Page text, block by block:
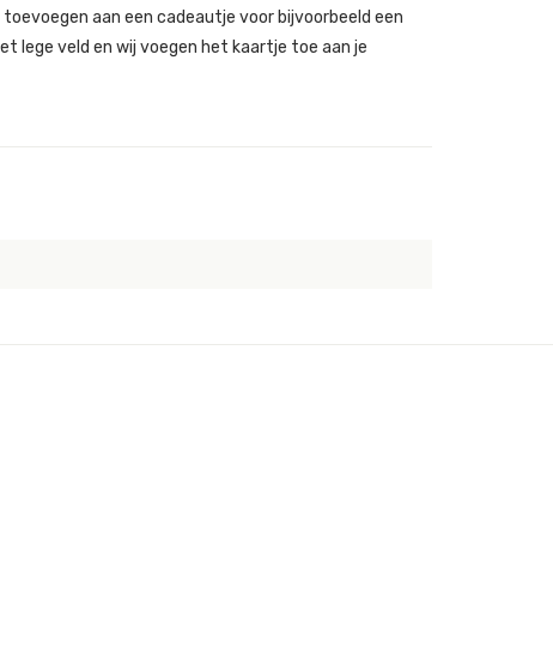
aan een cadeautje voor bijvoorbeeld een
lege veld en wij voegen het kaartje toe aan je